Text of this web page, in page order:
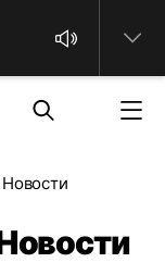
дзен
Новости